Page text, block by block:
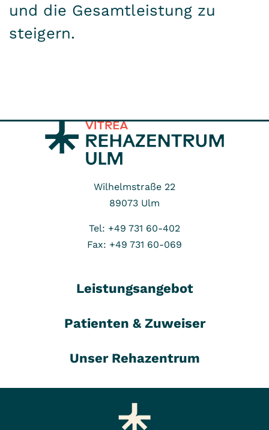
und die Gesamtleistung zu
steigern.
Wilhelmstraße 22
89073 Ulm
Tel: +49 731 60-402
Fax: +49 731 60-069
Leistungsangebot
Patienten & Zuweiser
Unser Rehazentrum